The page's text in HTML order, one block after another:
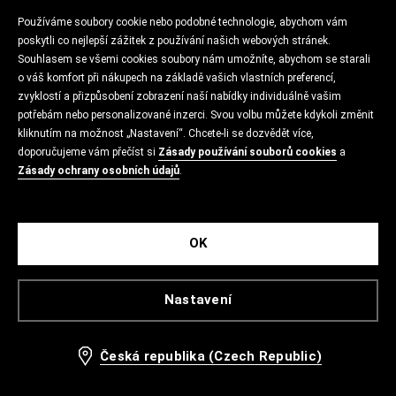
Používáme soubory cookie nebo podobné technologie, abychom vám
poskytli co nejlepší zážitek z používání našich webových stránek.
Souhlasem se všemi cookies soubory nám umožníte, abychom se starali
o váš komfort při nákupech na základě vašich vlastních preferencí,
zvyklostí a přizpůsobení zobrazení naší nabídky individuálně vašim
potřebám nebo personalizované inzerci. Svou volbu můžete kdykoli změnit
kliknutím na možnost „Nastavení“. Chcete-li se dozvědět více,
doporučujeme vám přečíst si Zásady používání souborů cookies a
Zásady ochrany osobních údajů.
Nastavení
OK
Česká republika (Czech Republic)